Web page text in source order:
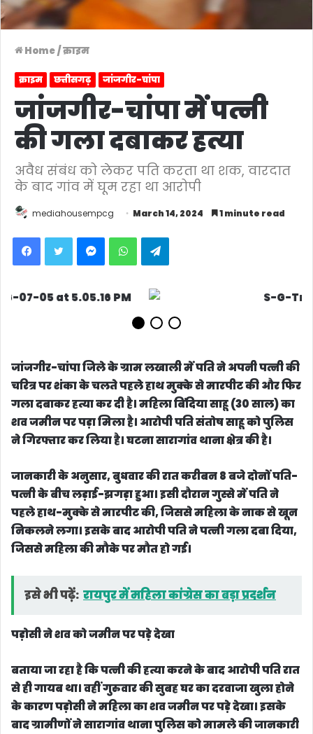
Home/क्राइम
क्राइम छत्तीसगढ़ जांजगीर-चांपा
जांजगीर-चांपा में पत्नी
की गला दबाकर हत्या
अवैध संबंध को लेकर पति करता था शक, वारदात
के बाद गांव में घूम रहा था आरोपी
mediahousempcg March 14, 2024 1 minute read
Facebook Twitter Messenger WhatsApp
जांजगीर-चांपा जिले के ग्राम लखाली में पति ने अपनी पत्नी की
चरित्र पर शंका के चलते पहले हाथ मुक्के से मारपीट की और फिर
गला दबाकर हत्या कर दी है। महिला बिंदिया साहू (30 साल) का
शव जमीन पर पड़ा मिला है। आरोपी पति संतोष साहू को पुलिस
ने गिरफ्तार कर लिया है। घटना सारागांव थाना क्षेत्र की है।
जानकारी के अनुसार, बुधवार की रात करीबन 8 बजे दोनों पति-
पत्नी के बीच लड़ाई-झगड़ा हुआ। इसी दौरान गुस्से में पति ने
पहले हाथ-मुक्के से मारपीट की, जिससे महिला के नाक से खून
निकलने लगा। इसके बाद आरोपी पति ने पत्नी गला दबा दिया,
जिससे महिला की मौके पर मौत हो गई।
इसे भी पढ़ें: रायपुर में महिला कांग्रेस का बड़ा प्रदर्शन
पड़ोसी ने शव को जमीन पर पड़े देखा
बताया जा रहा है कि पत्नी की हत्या करने के बाद आरोपी पति रात
से ही गायब था। वहीं गुरुवार की सुबह घर का दरवाजा खुला होने
के कारण पड़ोसी ने महिला का शव जमीन पर पड़े देखा। इसके
बाद ग्रामीणों ने सारागांव थाना पुलिस को मामले की जानकारी